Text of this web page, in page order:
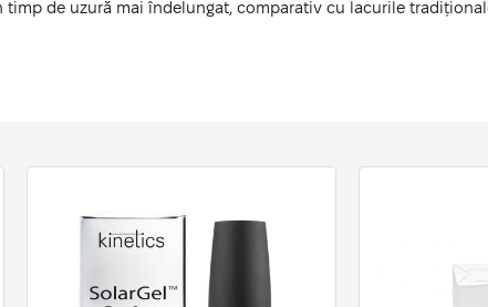
timp de uzură mai îndelungat, comparativ cu lacurile